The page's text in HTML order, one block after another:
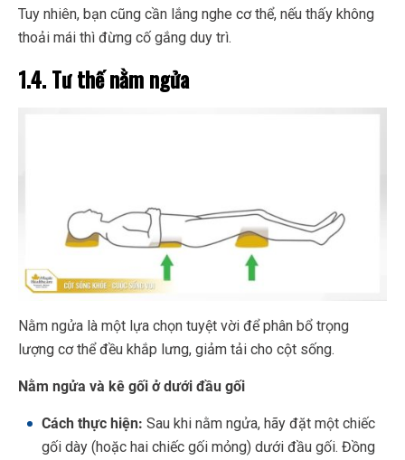
Tuy nhiên, bạn cũng cần lắng nghe cơ thể, nếu thấy không
thoải mái thì đừng cố gắng duy trì.
1.4. Tư thế nằm ngửa
Nằm ngửa là một lựa chọn tuyệt vời để phân bổ trọng
lượng cơ thể đều khắp lưng, giảm tải cho cột sống.
Nằm ngửa và kê gối ở dưới đầu gối
Cách thực hiện: Sau khi nằm ngửa, hãy đặt một chiếc
gối dày (hoặc hai chiếc gối mỏng) dưới đầu gối. Đồng